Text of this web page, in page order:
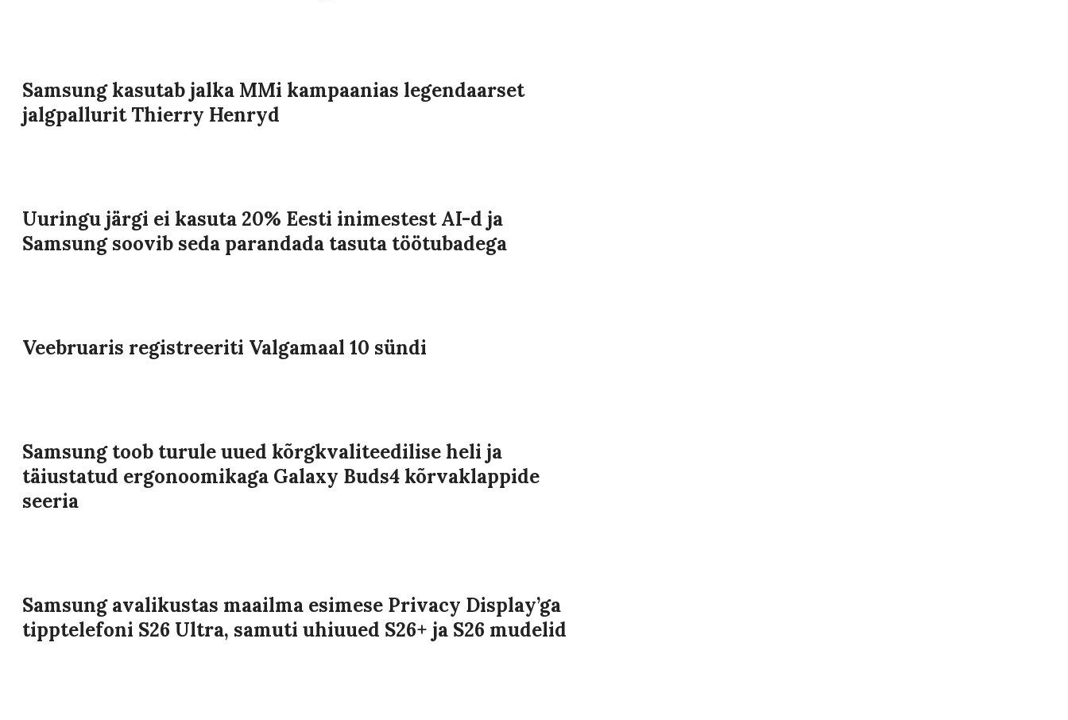
Samsung kasutab jalka MMi kampaanias legendaarset
jalgpallurit Thierry Henryd
Uuringu järgi ei kasuta 20% Eesti inimestest AI-d ja
Samsung soovib seda parandada tasuta töötubadega
Veebruaris registreeriti Valgamaal 10 sündi
Samsung toob turule uued kõrgkvaliteedilise heli ja
täiustatud ergonoomikaga Galaxy Buds4 kõrvaklappide
seeria
Samsung avalikustas maailma esimese Privacy Display’ga
tipptelefoni S26 Ultra, samuti uhiuued S26+ ja S26 mudelid